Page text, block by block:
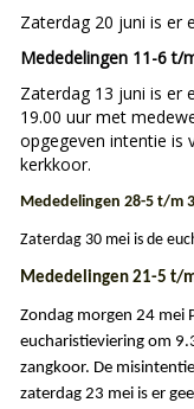
Zaterdag 20 juni is er
Mededelingen 11-6 t/
Zaterdag 13 juni is er
19.00 uur met
opgegeven intentie is
kerkkoor.
Mededelingen 28-5 t/m
Zaterdag 30 mei is de
Mededelingen 21-5 t/
Zondag morgen 24 mei
eucharistieviering om
zangkoor. De
zaterdag 23 mei is er